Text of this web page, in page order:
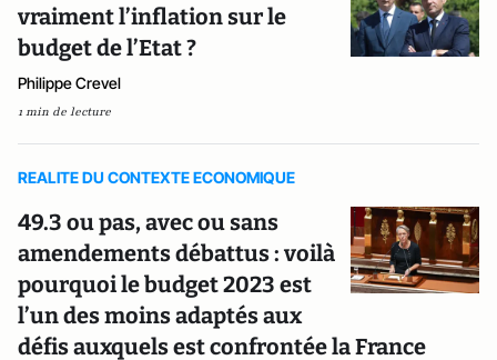
vraiment l’inflation sur le
budget de l’Etat ?
Philippe Crevel
1 min de lecture
REALITE DU CONTEXTE ECONOMIQUE
49.3 ou pas, avec ou sans
amendements débattus : voilà
pourquoi le budget 2023 est
l’un des moins adaptés aux
défis auxquels est confrontée la France